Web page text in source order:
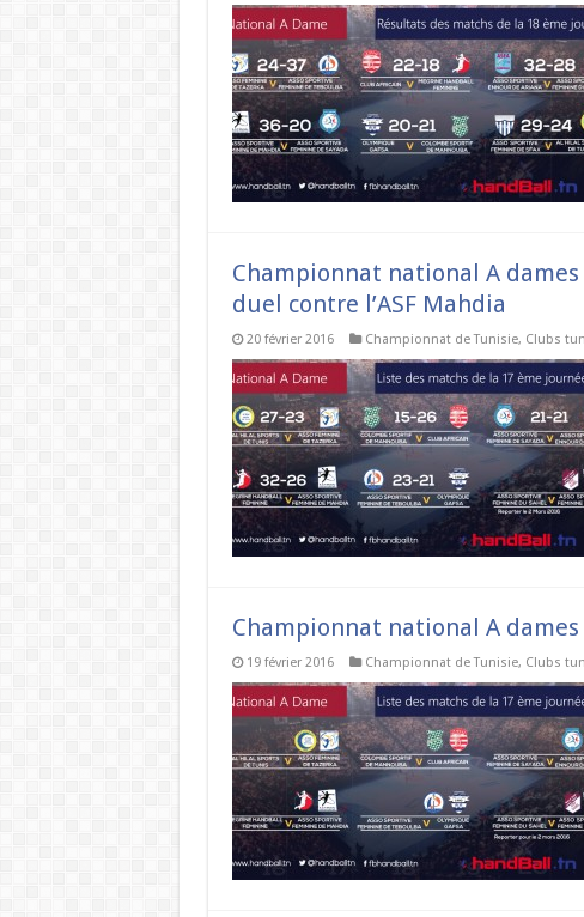
Championnat national A
duel contre l’ASF Mahdia
20 février 2016 Championnat de Tunisie, Clubs
Championnat national A
19 février 2016 Championnat de Tunisie, Clubs